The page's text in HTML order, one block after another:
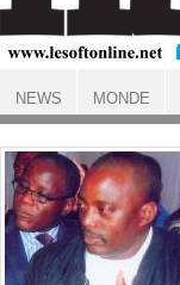
ACCUEIL
NEWS MONDE